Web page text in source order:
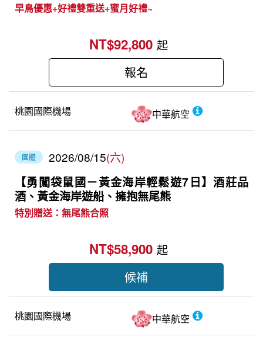
早鳥優惠+好禮雙重送+蜜月好禮~
桃園國際機場 中華航空
NT$92,800 起
報名
團體 2026/08/15(六)
【勇闖袋鼠國－黃金海岸輕鬆遊7日】酒莊品
酒、黃金海岸遊船、擁抱無尾熊
特別贈送：無尾熊合照
桃園國際機場 中華航空
NT$58,900 起
候補